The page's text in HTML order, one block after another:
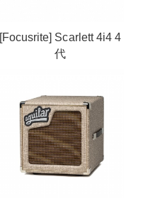
[Focusrite] Scarlett 4i4 4
代